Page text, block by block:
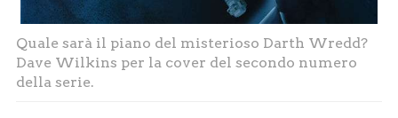
Quale sarà il piano del misterioso Darth Wredd?
Dave Wilkins per la cover del secondo numero
della serie.